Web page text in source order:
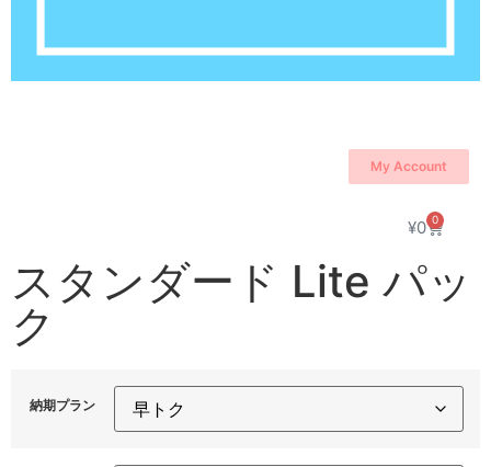
My Account
¥0 0
スタンダード Lite パッ
ク
納期プラン